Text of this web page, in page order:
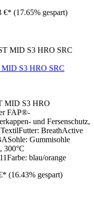
€* (17.65% gespart)
MID S3 HRO SRC
MID S3 HRO
FAP®-
und Fersenschutz,
BreathActive
Gummisohle
300°C
blau/orange
(16.43% gespart)